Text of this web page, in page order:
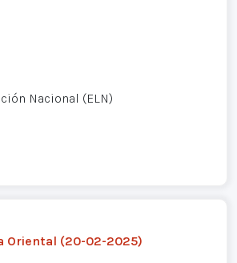
Nacional (ELN)
Oriental (20-02-2025)